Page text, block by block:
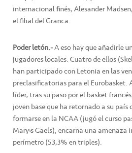
internacional finés, Alesander
el filial del Granca.
Poder letón.-A eso hay que añadirle
jugadores locales. Cuatro de ellos
han participado con Letonia en las
preclasificatorias para el Eurobasket.
líder, tras su paso por el basket
joven base que ha retornado a su país
formarse en la NCAA (jugó el curso
Mary’s Gaels), encarna una
perímetro (53,3% en triples).